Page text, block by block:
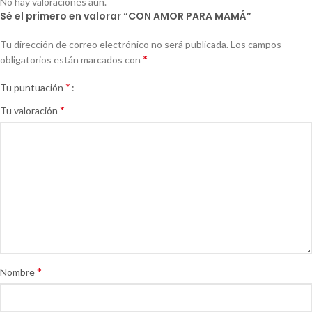
Sé el primero en valorar “CON AMOR PARA MAMÁ”
Tu dirección de correo electrónico no será publicada. Los campos
obligatorios están marcados con *
Tu puntuación *
Tu valoración *
Nombre*